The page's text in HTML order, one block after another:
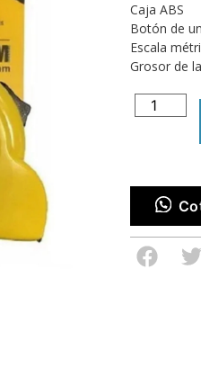
Caja ABS
Botón de
Escala
Grosor de